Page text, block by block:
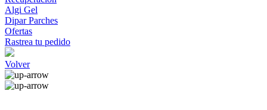
Algi Gel
Dipar Parches
Ofertas
Rastrea tu pedido
Volver